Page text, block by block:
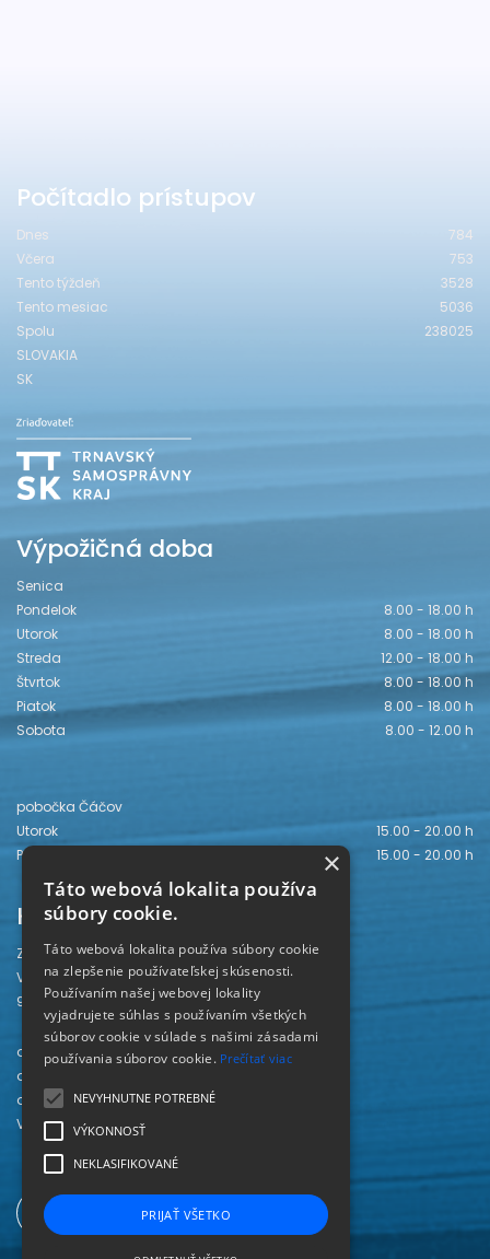
Počítadlo prístupov
Dnes
784
Včera
753
Tento týždeň
3528
Tento mesiac
5036
Spolu
238025
SLOVAKIA
SK
Výpožičná doba
Senica
Pondelok
8.00 - 18.00 h
Utorok
8.00 - 18.00 h
Streda
12.00 - 18.00 h
Štvrtok
8.00 - 18.00 h
Piatok
8.00 - 18.00 h
Sobota
8.00 - 12.00 h
pobočka Čáčov
Utorok
15.00 - 20.00 h
Piatok
15.00 - 20.00 h
Kontakt
Záhorská knižnica
Vajanského 28
905 01 Senica
odd. beletrie 034/654 3780
odd. odbornej literatúry 034/651 2710
odd. pre deti a mládež 034/654 6519
Viac kontaktov nájdete
×
Táto webová lokalita používa
súbory cookie.
Táto webová lokalita používa súbory cookie
na zlepšenie používateľskej skúsenosti.
Používaním našej webovej lokality
vyjadrujete súhlas s používaním všetkých
súborov cookie v súlade s našimi zásadami
používania súborov cookie. Prečítať viac
NEVYHNUTNE POTREBNÉ
VÝKONNOSŤ
NEKLASIFIKOVANÉ
PRIJAŤ VŠETKO